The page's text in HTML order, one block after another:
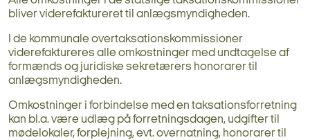
bliver viderefaktureret til anlægsmyndigheden.
I de kommunale overtaksationskommissioner
viderefaktureres alle omkostninger med undtagelse af
formænds og juridiske sekretærers honorarer til
anlægsmyndigheden.
Omkostninger i forbindelse med en taksationsforretning
kan bl.a. være udlæg på forretningsdagen, udgifter til
mødelokaler, forplejning, evt. overnatning, honorarer til